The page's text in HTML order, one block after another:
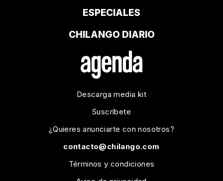
ESPECIALES
CHILANGO DIARIO
Descarga media kit
Suscríbete
¿Quieres anunciarte con nosotros?
contacto@chilango.com
Términos y condiciones